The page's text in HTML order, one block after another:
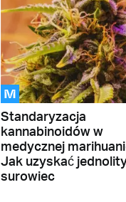
M
Standaryzacja
kannabinoidów w
medycznej
Jak uzyskać
surowiec